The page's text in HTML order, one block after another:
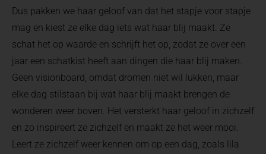
Dus pakken we haar geloof van dat het stapje voor stapje
mag en kiest ze elke dag iets wat haar blij maakt. Ze
schat het op waarde en schrijft het op, zodat ze over een
jaar een schatkist heeft aan dingen die haar blij maken.
Geen visionboard, omdat dromen niet wil lukken, maar
elke dag stilstaan bij wat haar blij maakt brengen de
wonderen weer boven. Het versterkt haar geloof in zichzelf
en zo inspireert ze zichzelf en maakt ze het weer mooi.
Leert ze zichzelf weer kennen om op een dag, zoals lila